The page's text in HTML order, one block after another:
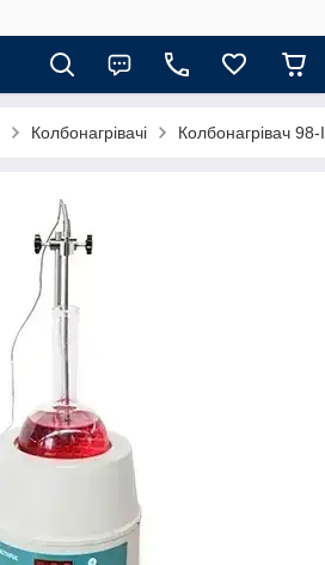
Колбонагрівачі Колбонагрівач